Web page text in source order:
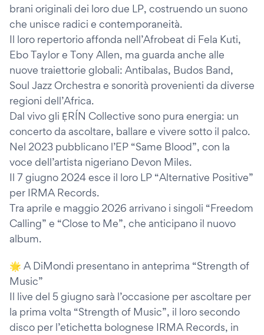
brani originali dei loro due LP, costruendo un suono
che unisce radici e contemporaneità.
Il loro repertorio affonda nell’Afrobeat di Fela Kuti,
Ebo Taylor e Tony Allen, ma guarda anche alle
nuove traiettorie globali: Antibalas, Budos Band,
Soul Jazz Orchestra e sonorità provenienti da diverse
regioni dell’Africa.
Dal vivo gli Ẹ̀RÍN Collective sono pura energia: un
concerto da ascoltare, ballare e vivere sotto il palco.
Nel 2023 pubblicano l’EP “Same Blood”, con la
voce dell’artista nigeriano Devon Miles.
Il 7 giugno 2024 esce il loro LP “Alternative Positive”
per IRMA Records.
Tra aprile e maggio 2026 arrivano i singoli “Freedom
Calling” e “Close to Me”, che anticipano il nuovo
album.
🌟 A DiMondi presentano in anteprima “Strength of
Music”
Il live del 5 giugno sarà l’occasione per ascoltare per
la prima volta “Strength of Music”, il loro secondo
disco per l’etichetta bolognese IRMA Records, in